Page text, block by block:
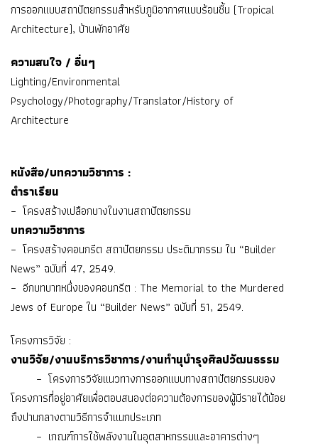
การออกแบบสถาปัตยกรรมสำหรับภูมิอากาศแบบร้อนชื้น (Tropical
Architecture), บ้านพักอาศัย
ความสนใจ / อื่นๆ
Lighting/Environmental
Psychology/Photography/Translator/History of
Architecture
หนังสือ/บทความวิชาการ :
ตำราเรียน
– โครงสร้างเปลือกบางในงานสถาปัตยกรรม
บทความวิชาการ
– โครงสร้างคอนกรีต สถาปัตยกรรม ประติมากรรม ใน “Builder
News” ฉบับที่ 47, 2549.
– อีกบทบาทหนึ่งของคอนกรีต : The Memorial to the Murdered
Jews of Europe ใน “Builder News” ฉบับที่ 51, 2549.
โครงการวิจัย :
งานวิจัย/งานบริการวิชาการ/งานทำนุบำรุงศิลปวัฒนธรรม
– โครงการวิจัยแนวทางการออกแบบทางสถาปัตยกรรมของ
โครงการที่อยู่อาศัยเพื่อตอบสนองต่อความต้องการของผู้มีรายได้น้อย
ถึงปานกลางตามวิธีการจำแนกประเภท
– เกณฑ์การใช้พลังงานในอุตสาหกรรมและอาคารต่างๆ